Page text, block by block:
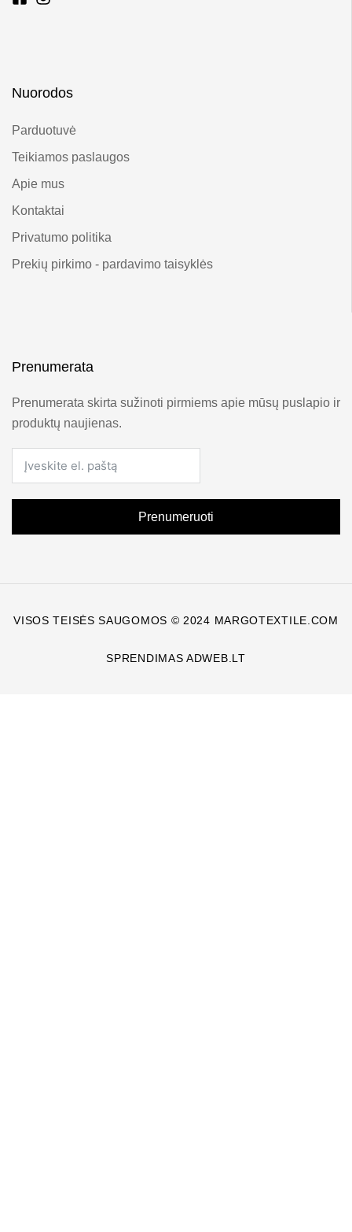
Nuorodos
Parduotuvė
Teikiamos paslaugos
Apie mus
Kontaktai
Privatumo politika
Prekių pirkimo - pardavimo taisyklės
Prenumerata
Prenumerata skirta sužinoti pirmiems apie mūsų puslapio ir
produktų naujienas.
Prenumeruoti
VISOS TEISĖS SAUGOMOS © 2024 MARGOTEXTILE.COM
SPRENDIMAS ADWEB.LT